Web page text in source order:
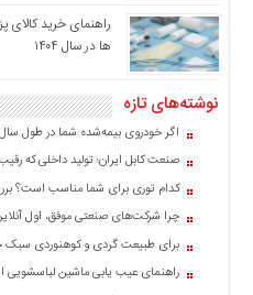
اخبار
اقتصادی
جدید
راهنمای خرید کالای
ها در سال ۱۴۰۴
نوشته‌های تازه
اگر خودروی بیمه‌شده شما در طول
صنعت کابل ایران؛ تولید داخلی که
کدام توری برای شما مناسب است؟
چرا شرکت‌های صنعتی موفق، اول
برای طبیعت گردی و کوهنوردی سبک
راهنمای عیب یابی ماشین لباسشویی